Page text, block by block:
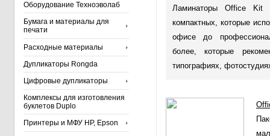
Оборудование Техноэволаб
Бумага и материалы для
печати
Расходные материалы
Дупликаторы Rongda
Цифровые дупликаторы
Комплексы для изготовления
буклетов Duplo
Принтеры и МФУ HP, Epson
Ламинаторы Office Kit
компактных, которые
офисе до
более, которые
типографиях,